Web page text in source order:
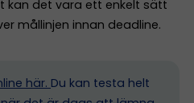
kan det vara ett enkelt sätt
mållinjen innan deadline.
här. Du kan testa helt